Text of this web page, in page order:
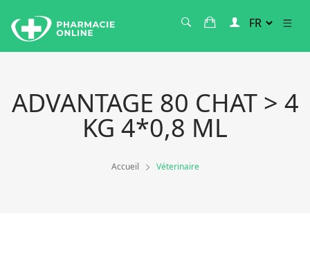
ADVANTAGE 80 CHAT > 4
KG 4*0,8 ML
Accueil Véterinaire